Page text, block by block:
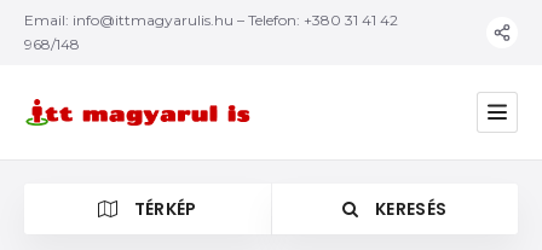
Email: info@ittmagyarulis.hu – Telefon: +380 31 41 42
968/148
TÉRKÉP KERESÉS